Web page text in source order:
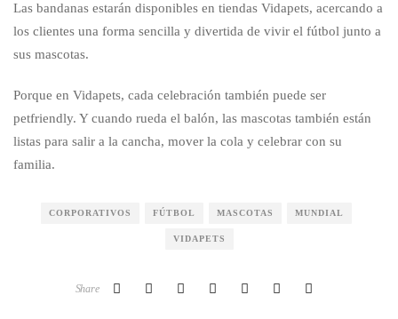
Las bandanas estarán disponibles en tiendas Vidapets, acercando a
los clientes una forma sencilla y divertida de vivir el fútbol junto a
sus mascotas.
Porque en Vidapets, cada celebración también puede ser
petfriendly. Y cuando rueda el balón, las mascotas también están
listas para salir a la cancha, mover la cola y celebrar con su
familia.
CORPORATIVOS FÚTBOL MASCOTAS MUNDIAL
VIDAPETS
Share